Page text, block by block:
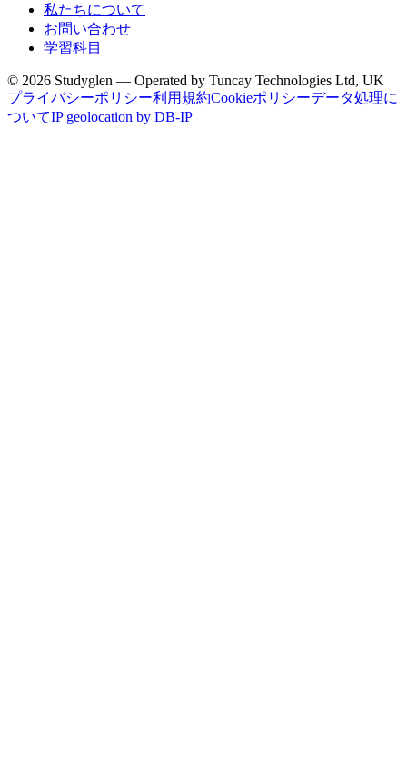
私たちについて
お問い合わせ
学習科目
© 2026 Studyglen — Operated by Tuncay Technologies Ltd, UK
プライバシーポリシー利用規約Cookieポリシーデータ処理に
ついてIP geolocation by DB-IP